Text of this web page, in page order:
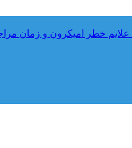
علایم خطر امیکرون و زمان